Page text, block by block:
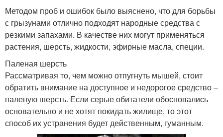
Методом проб и ошибок было выяснено, что для борьбы
с грызунами отлично подходят народные средства с
резкими запахами. В качестве них могут применяться
растения, шерсть, жидкости, эфирные масла, специи.
Паленая шерсть
Рассматривая то, чем можно отпугнуть мышей, стоит
обратить внимание на доступное и недорогое средство –
паленую шерсть. Если серые обитатели обосновались
основательно и не хотят покидать жилище, то этот
способ их устранения будет действенным, гуманным.